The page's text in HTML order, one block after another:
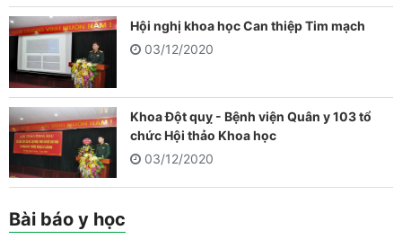
Hội nghị khoa học Can thiệp Tim mạch
03/12/2020
Khoa Đột quỵ - Bệnh viện Quân y 103 tổ
chức Hội thảo Khoa học
03/12/2020
Bài báo y học